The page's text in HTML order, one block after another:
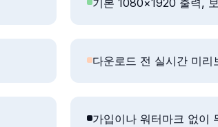
기본 1080×1920 출력,
다운로드 전 실시간 미리
가입이나 워터마크 없이